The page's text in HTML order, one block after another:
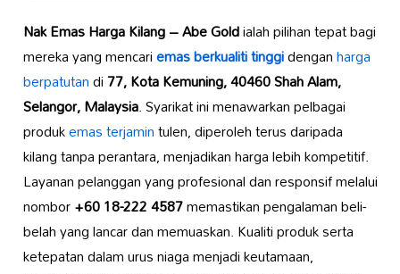
Nak Emas Harga Kilang – Abe Goldialah pilihan tepat bagi
mereka yang mencariemas berkualiti tinggidenganharga
berpatutandi77, Kota Kemuning, 40460 Shah Alam,
Selangor, Malaysia. Syarikat ini menawarkan pelbagai
produkemas terjamintulen, diperoleh terus daripada
kilang tanpa perantara, menjadikan harga lebih kompetitif.
Layanan pelanggan yang profesional dan responsif melalui
nombor+60 18-222 4587memastikan pengalaman beli-
belah yang lancar dan memuaskan. Kualiti produk serta
ketepatan dalam urus niaga menjadi keutamaan,